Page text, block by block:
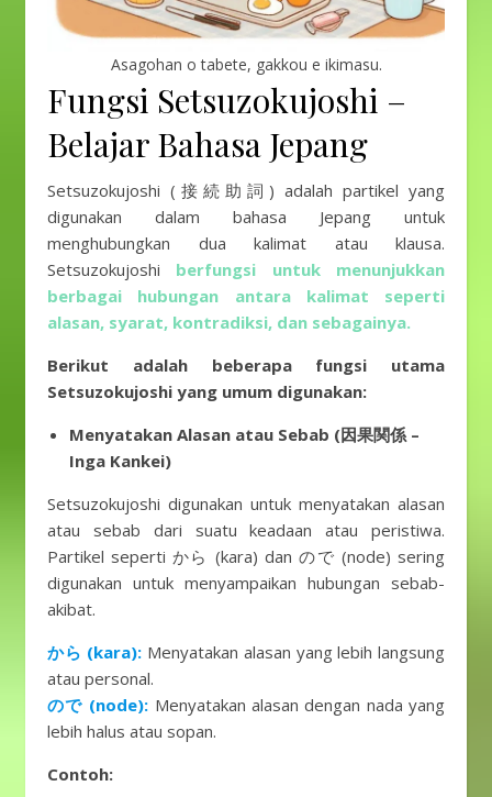
Asagohan o tabete, gakkou e ikimasu.
Fungsi Setsuzokujoshi –
Belajar Bahasa Jepang
Setsuzokujoshi (接続助詞) adalah partikel yang
digunakan dalam bahasa Jepang untuk
menghubungkan dua kalimat atau klausa.
Setsuzokujoshi berfungsi untuk menunjukkan
berbagai hubungan antara kalimat seperti
alasan, syarat, kontradiksi, dan sebagainya.
Berikut adalah beberapa fungsi utama
Setsuzokujoshi yang umum digunakan:
Menyatakan Alasan atau Sebab (因果関係 –
Inga Kankei)
Setsuzokujoshi digunakan untuk menyatakan alasan
atau sebab dari suatu keadaan atau peristiwa.
Partikel seperti から (kara) dan ので (node) sering
digunakan untuk menyampaikan hubungan sebab-
akibat.
から (kara): Menyatakan alasan yang lebih langsung
atau personal.
ので (node): Menyatakan alasan dengan nada yang
lebih halus atau sopan.
Contoh: